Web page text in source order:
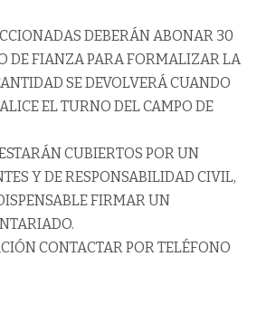
DEBERÁN ABONAR 30
DE FIANZA PARA FORMALIZAR LA
SE DEVOLVERÁ CUANDO
EL TURNO DEL CAMPO DE
CUBIERTOS POR UN
Y DE RESPONSABILIDAD CIVIL,
FIRMAR UN
CONTACTAR POR TELÉFONO